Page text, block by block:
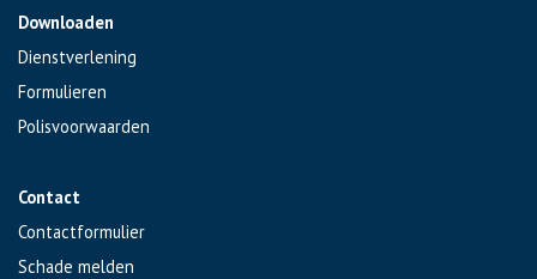
Downloaden
Dienstverlening
Formulieren
Polisvoorwaarden
Contact
Contactformulier
Schade melden